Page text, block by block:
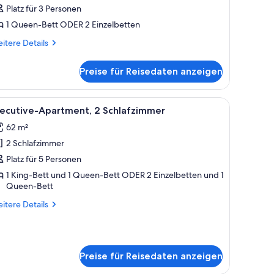
Platz für 3 Personen
1 Queen-Bett ODER 2 Einzelbetten
Details
Preise für Reisedaten anzeigen
und durchsichtigen Vorhängen am Fenster.
einem Couchtisch und einem Fernseher. Ein Balkon bietet Blick auf
Ein Tisch mit Obstschale, Krug und Gläsern,
9 Apartment, 2 Schlafzimmer
62 m²
2 Schlafzimmer
Platz für 5 Personen
1 King-Bett und 1 Queen-Bett ODER 2 Einzelbetten und 1
Queen-Bett
Details
Preise für Reisedaten anzeigen